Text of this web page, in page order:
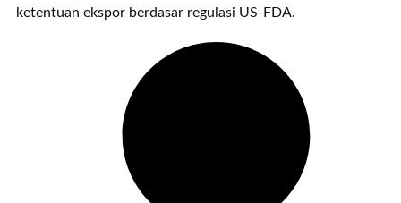
ketentuan ekspor berdasar regulasi US-FDA.